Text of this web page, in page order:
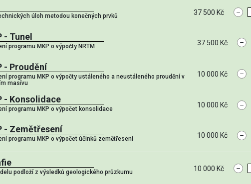
úloh metodou konečných prvků 37 500 Kč
- Tunel
programu MKP o výpočty NRTM 37 500 Kč
- Proudění
programu MKP o výpočty ustáleného a neustáleného proudění v
masívu
10 000 Kč
- Konsolidace
programu MKP o výpočet konsolidace 10 000 Kč
- Zemětřesení
programu MKP o výpočet účinků zemětřesení 10 000 Kč
podloží z výsledků geologického průzkumu 10 000 Kč